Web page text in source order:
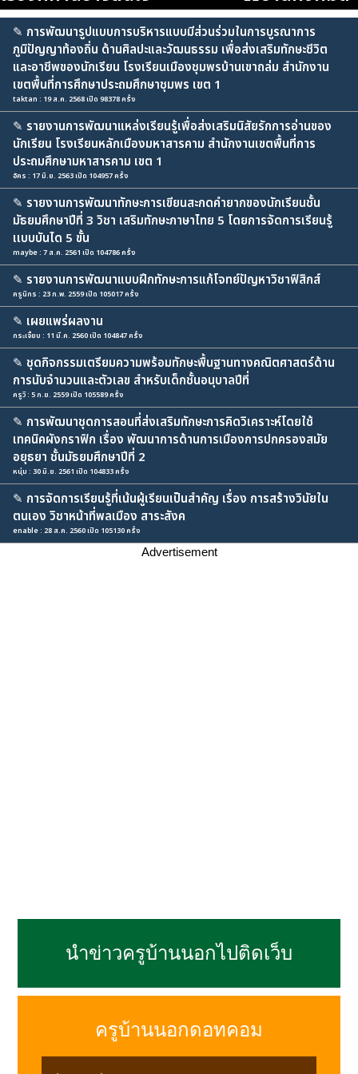
✎ การพัฒนารูปแบบการบริหารแบบมีส่วนร่วมในการบูรณาการ
ภูมิปัญญาท้องถิ่น ด้านศิลปะและวัฒนธรรม เพื่อส่งเสริมทักษะชีวิต
และอาชีพของนักเรียน โรงเรียนเมืองชุมพรบ้านเขาถล่ม สำนักงาน
เขตพื้นที่การศึกษาประถมศึกษาชุมพร เขต 1
taktan : 19 ส.ค. 2568 เปิด 98378 ครั้ง
✎ รายงานการพัฒนาแหล่งเรียนรู้เพื่อส่งเสริมนิสัยรักการอ่านของ
นักเรียน โรงเรียนหลักเมืองมหาสารคาม สำนักงานเขตพื้นที่การ
ประถมศึกษามหาสารคาม เขต 1
อัคร : 17 มิ.ย. 2563 เปิด 104957 ครั้ง
✎ รายงานการพัฒนาทักษะการเขียนสะกดคำยากของนักเรียนชั้น
มัธยมศึกษาปีที่ 3 วิชา เสริมทักษะภาษาไทย 5 โดยการจัดการเรียนรู้
เเบบบันได 5 ขั้น
maybe : 7 ส.ค. 2561 เปิด 104786 ครั้ง
✎ รายงานการพัฒนาแบบฝึกทักษะการแก้โจทย์ปัญหาวิชาฟิสิกส์
ครูนิกร : 23 ก.พ. 2559 เปิด 105017 ครั้ง
✎ เผยแพร่ผลงาน
กระเจี้ยบ : 11 มี.ค. 2560 เปิด 104847 ครั้ง
✎ ชุดกิจกรรมเตรียมความพร้อมทักษะพื้นฐานทางคณิตศาสตร์ด้าน
การนับจำนวนและตัวเลข สำหรับเด็กชั้นอนุบาลปีที่
ครูวิ : 5 ก.ย. 2559 เปิด 105589 ครั้ง
✎ การพัฒนาชุดการสอนที่ส่งเสริมทักษะการคิดวิเคราะห์โดยใช้
เทคนิคผังกราฟิก เรื่อง พัฒนาการด้านการเมืองการปกครองสมัย
อยุธยา ชั้นมัธยมศึกษาปีที่ 2
หนุ่ม : 30 มิ.ย. 2561 เปิด 104833 ครั้ง
✎ การจัดการเรียนรู้ที่เน้นผู้เรียนเป็นสำคัญ เรื่อง การสร้างวินัยใน
ตนเอง วิชาหน้าที่พลเมือง สาระสังค
enable : 28 ส.ค. 2560 เปิด 105130 ครั้ง
Advertisement
นำข่าวครูบ้านนอกไปติดเว็บ
ครูบ้านนอกดอทคอม